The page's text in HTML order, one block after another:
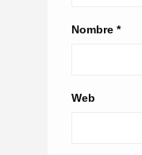
Nombre *
Web